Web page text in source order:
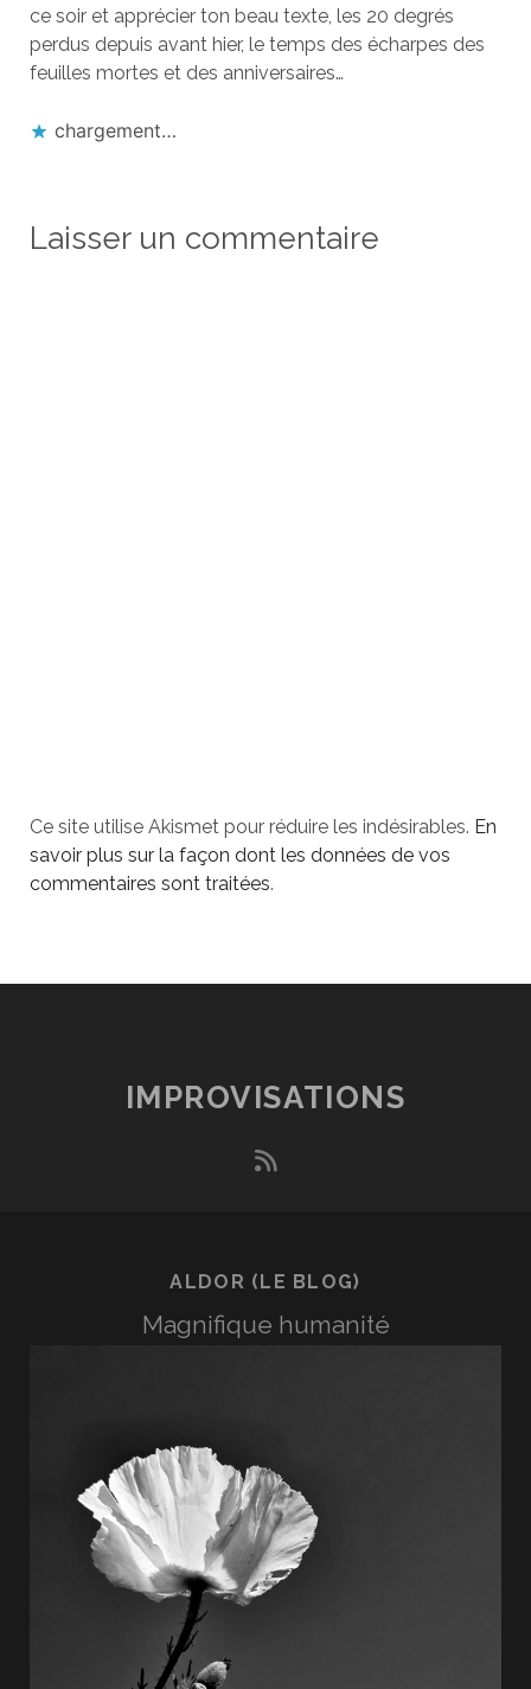
ce soir et apprécier ton beau texte, les 20 degrés
perdus depuis avant hier, le temps des écharpes des
feuilles mortes et des anniversaires…
chargement…
Laisser un commentaire
Ce site utilise Akismet pour réduire les indésirables. En
savoir plus sur la façon dont les données de vos
commentaires sont traitées.
IMPROVISATIONS
rss
ALDOR (LE BLOG)
Magnifique humanité